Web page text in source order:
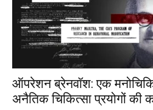
ऑपरेशन ब्रेनवॉश: एक
अनैतिक चिकित्सा प्रयोगों की